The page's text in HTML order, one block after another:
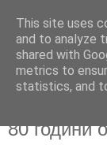
80 години
This site uses
and to analyze
shared with
metrics to
statistics, and